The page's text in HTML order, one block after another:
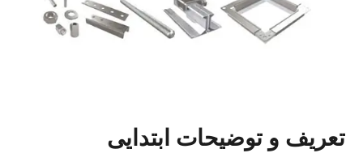
تعریف و توضیحات ابتدایی